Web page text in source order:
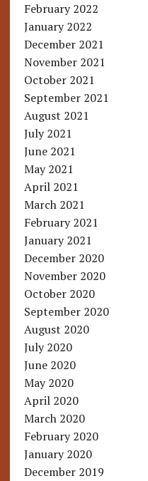
February 2022
January 2022
December 2021
November 2021
October 2021
September 2021
August 2021
July 2021
June 2021
May 2021
April 2021
March 2021
February 2021
January 2021
December 2020
November 2020
October 2020
September 2020
August 2020
July 2020
June 2020
May 2020
April 2020
March 2020
February 2020
January 2020
December 2019